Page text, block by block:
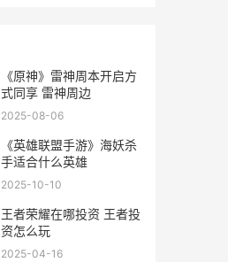
《原神》雷神周本开启方
式同享 雷神周边
2025-08-06
《英雄联盟手游》海妖杀
手适合什么英雄
2025-10-10
王者荣耀在哪投资 王者投
资怎么玩
2025-04-16